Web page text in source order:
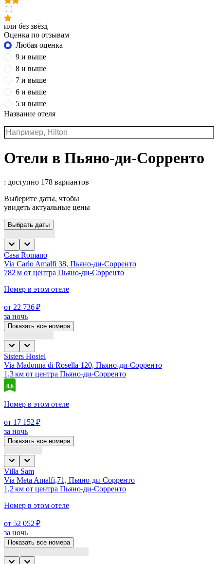
или без звёзд
Оценка по отзывам
Любая оценка
9 и выше
8 и выше
7 и выше
6 и выше
5 и выше
Название отеля
Отели в Пьяно-ди-Сорренто
: доступно 178 вариантов
Выберите даты, чтобы
увидеть актуальные цены
Выбрать даты
Casa Romano
Via Carlo Amalfi 38, Пьяно-ди-Сорренто
782 м от центра Пьяно-ди-Сорренто
Номер в этом отеле
от 22 736 ₽
за ночь
Показать все номера
Sisters Hostel
Via Madonna di Rosella 120, Пьяно-ди-Сорренто
1,3 км от центра Пьяно-ди-Сорренто
8,6
Номер в этом отеле
от 17 152 ₽
за ночь
Показать все номера
Villa Sam
Via Meta Amalfi,71, Пьяно-ди-Сорренто
1,2 км от центра Пьяно-ди-Сорренто
Номер в этом отеле
от 52 052 ₽
за ночь
Показать все номера